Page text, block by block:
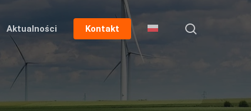
Aktualności Kontakt